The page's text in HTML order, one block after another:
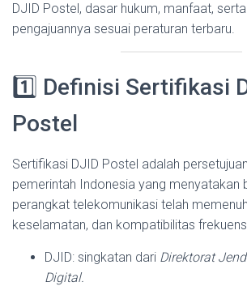
DJID Postel, dasar hukum, manfaat,
pengajuannya sesuai peraturan terbaru.
1️⃣ Definisi Sertifikasi
Postel
Sertifikasi DJID Postel adalah
pemerintah Indonesia yang menyatakan
perangkat telekomunikasi telah
keselamatan, dan kompatibilitas
DJID: singkatan dari Direktorat
Digital.